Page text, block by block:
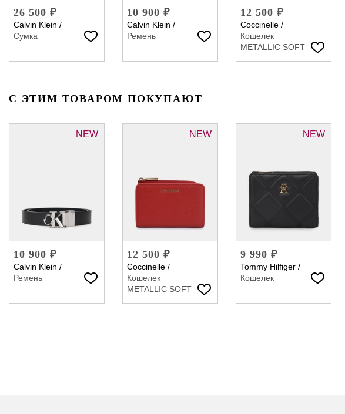
26 500 ₽
Calvin Klein /
Сумка
10 900 ₽
Calvin Klein /
Ремень
12 500 ₽
Coccinelle /
Кошелек
METALLIC SOFT
С ЭТИМ ТОВАРОМ ПОКУПАЮТ
NEW
10 900 ₽
Calvin Klein /
Ремень
NEW
12 500 ₽
Coccinelle /
Кошелек
METALLIC SOFT
NEW
9 990 ₽
Tommy Hilfiger /
Кошелек